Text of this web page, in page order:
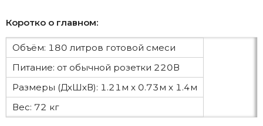
Коротко о главном:
Объём: 180 литров готовой смеси
Питание: от обычной розетки 220В
Размеры (ДхШхВ): 1.21м x 0.73м x 1.4м
Вес: 72 кг